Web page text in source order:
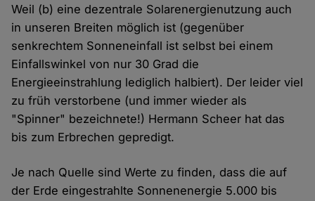
Weil (b) eine dezentrale Solarenergienutzung auch
in unseren Breiten möglich ist (gegenüber
senkrechtem Sonneneinfall ist selbst bei einem
Einfallswinkel von nur 30 Grad die
Energieeinstrahlung lediglich halbiert). Der leider viel
zu früh verstorbene (und immer wieder als
"Spinner" bezeichnete!) Hermann Scheer hat das
bis zum Erbrechen gepredigt.
Je nach Quelle sind Werte zu finden, dass die auf
der Erde eingestrahlte Sonnenenergie 5.000 bis